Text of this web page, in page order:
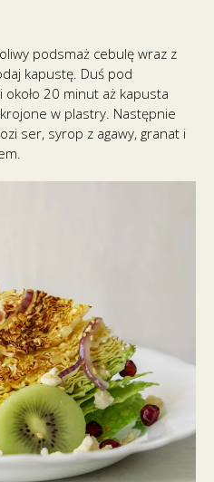
podsmaż cebulę wraz z
kapustę. Duś pod
20 minut aż kapusta
w plastry. Następnie
ser, syrop z agawy, granat i